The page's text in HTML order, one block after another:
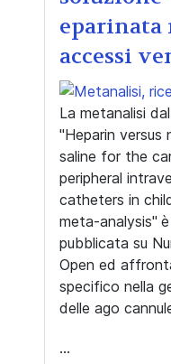
eparinata
accessi
La metanalisi
"Heparin versus
saline for the
peripheral
catheters in
meta-analysis"
pubblicata su
Open ed
specifico nella
delle ago
...